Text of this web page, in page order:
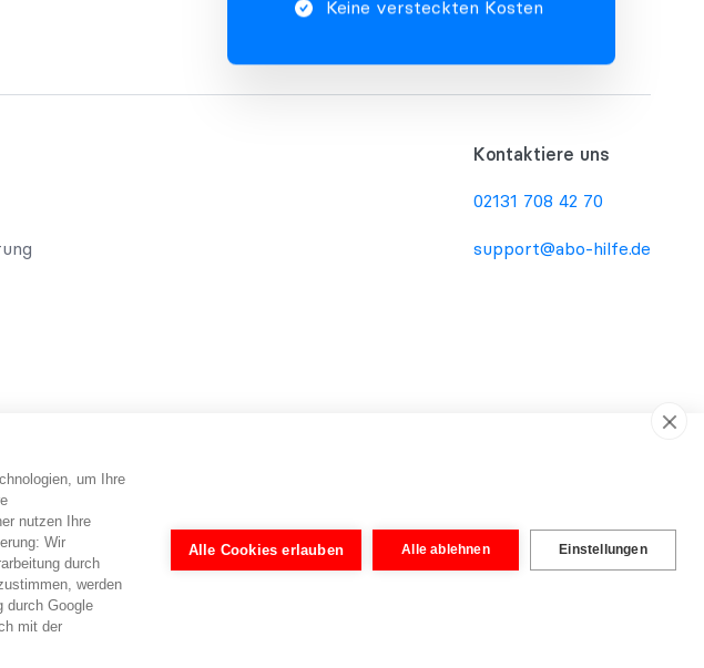
Keine versteckten Kosten
Kontaktiere uns
02131 708 42 70
support@abo-hilfe.de
Tricks rund um das Thema Verbraucherschutz. Die Informationsweitergabe an den
hilfe.de keine Rechtsdienstleistung oder Rechtsberatung. Unabhängig von der
und Online-Formulare wurden von Rechtsanwälten aufgebaut, um eine vereinfachte
durch einen Anwalt nötig. Erst nach Prüfung der eingereichten Unterlagen kann eine
um Ihre
nutzen Ihre
Wir
durch
werden
durch Google
mit der
Alle Cookies erlauben Alle ablehnen Einstellungen